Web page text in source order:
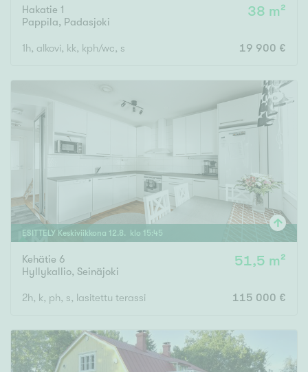
Hakatie 1
Pappila, Padasjoki
38 m²
1h, alkovi, kk, kph/wc, s 19 900 €
ESITTELY Keskiviikkona 12.8. klo 15:45
Kehätie 6
Hyllykallio, Seinäjoki
51,5 m²
2h, k, ph, s, lasitettu terassi 115 000 €